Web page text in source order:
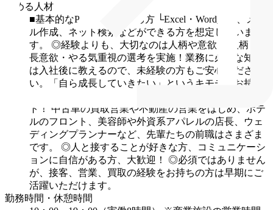
求める人材
■基本的なPC操作ができる方 └Excel・Word入力、メー
ル作成、ネット検索などができる方を想定していま
す。
◎経験よりも、大切なのは人柄や意欲！
人柄・成
長意欲・やる気重視の選考を実施！業務に必要な知識
は入社後に教えるので、未経験の方もご安心くださ
い。「自ら成長していきたい」というキモチをお持ち
ト！
中古車の買取営業や不動産の営業をはじめ、ホテ
ルのフロント、美容師や外資系アパレルの店長、ウェ
ディングプランナーなど、先輩たちの前職はさまざま
です。
◎人と接することが好きな方、コミュニケーシ
ョンに自信がある方、大歓迎！
◎必須ではありません
が、接客、営業、買取の経験をお持ちの方は早期にご
活躍いただけます。
勤務時間・休憩時間